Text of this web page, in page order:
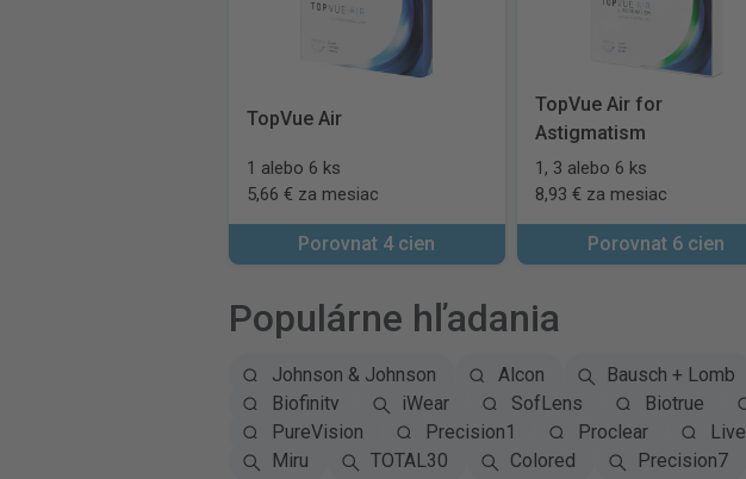
TopVue Air
1 alebo 6 ks
5,66 € za mesiac
Porovnat 4 cien
TopVue Air for
Astigmatism
1, 3 alebo 6 ks
8,93 € za mesiac
Porovnat 6 cien
Populárne hľadania
Johnson & Johnson Alcon Bausch + Lomb
Biofinity
iWear SofLens Biotrue
PureVision
Precision1 Proclear Live
Miru
TOTAL30 Colored Precision7